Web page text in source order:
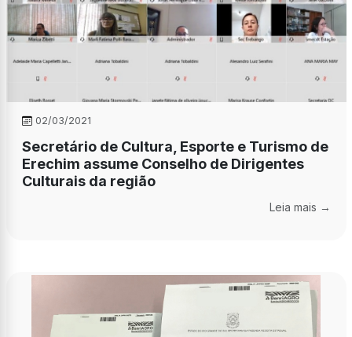
02/03/2021
Secretário de Cultura, Esporte e Turismo de
Erechim assume Conselho de Dirigentes
Culturais da região
Leia mais →